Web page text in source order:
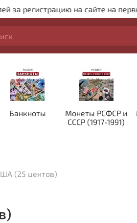
регистрацию на сайте на первый
Банкноты
Монеты РСФСР и
СССР (1917-1991)
(25 центов)